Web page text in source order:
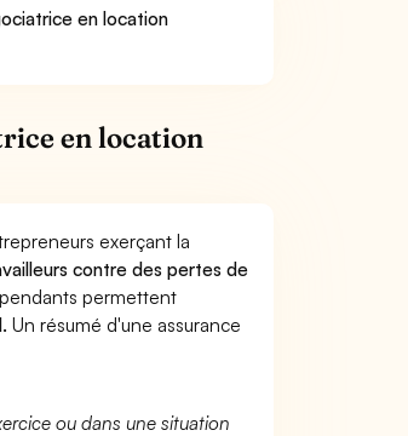
en location
en location
exerçant la
contre des pertes de
permettent
Un résumé d'une assurance
ou dans une situation